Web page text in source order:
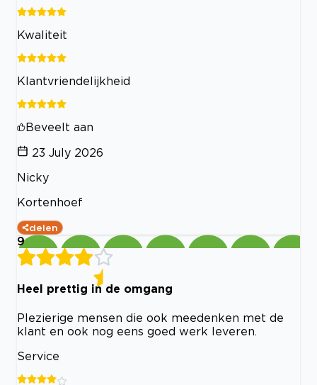
Kwaliteit
Klantvriendelijkheid
Beveelt aan
23 July 2026
Nicky
Kortenhoef
delen
9
Heel prettig in de omgang
Plezierige mensen die ook meedenken met de
klant en ook nog eens goed werk leveren.
Service